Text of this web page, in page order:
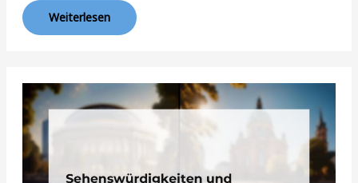
Weiterlesen